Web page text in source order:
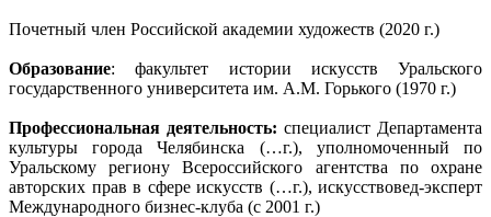
Почетный член Российской академии художеств (2020 г.)
Образование: факультет истории искусств Уральского
государственного университета им. А.М. Горького (1970 г.)
Профессиональная деятельность: специалист Департамента
культуры города Челябинска (…г.), уполномоченный по
Уральскому региону Всероссийского агентства по охране
авторских прав в сфере искусств (…г.), искусствовед-эксперт
Международного бизнес-клуба (с 2001 г.)